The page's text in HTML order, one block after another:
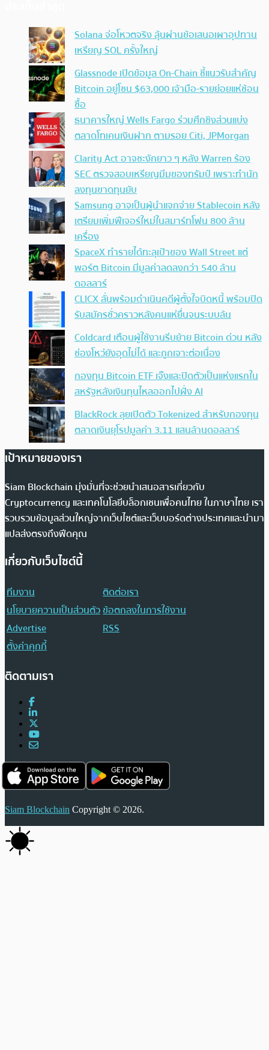
Solana จ่อโหวตจริง ลุ้นผ่านข้อเสนอเผาอุปทาน
เหรียญ SOL ครั้งใหญ่
Glassnode เปิดข้อมูล On-Chain ชี้แนวรับสำคัญ
Bitcoin อยู่โซน $63,000 เจ้ามือ-รายย่อยแห่ช้อน
ซื้อ
ธนาคารใหญ่ Wells Fargo ร่วมศึกชิงส่วนแบ่ง
ตลาดโทเคนเงินฝาก ตามรอย Citi, JPMorgan
Clarity Act อาจชะงักยาว ๆ หลัง Warren ร้อง
SEC ตรวจสอบเหรียญมีมของทรัมป์ เพราะทำนัก
ลงทุนขาดทุนยับ
Samsung อาจเป็นผู้นำแจกจ่าย Stablecoin หลัง
เตรียมเพิ่มฟีเจอร์ใหม่ในสมาร์ทโฟน 800 ล้าน
เครื่อง
SpaceX ทำรายได้ทะลุเป้าของ Wall Street แต่
พอร์ต Bitcoin มีมูลค่าลดลงกว่า 540 ล้าน
ดอลลาร์
CLICX ลั่นพร้อมดำเนินคดีผู้ตั้งใจบิดหนี้ พร้อมปิด
รับสมัครชั่วคราวหลังคนแห่ยื่นจนระบบล้น
Coldcard เตือนผู้ใช้งานรีบย้าย Bitcoin ด่วน หลัง
ช่องโหว่ยังอุดไม่ได้ และถูกเจาะต่อเนื่อง
กองทุน Bitcoin ETF เจ๊งและปิดตัวเป็นแห่งแรกใน
สหรัฐหลังเงินทุนไหลออกไปฝั่ง AI
BlackRock ลุยเปิดตัว Tokenized สำหรับกองทุน
ตลาดเงินยุโรปมูลค่า 3.11 แสนล้านดอลลาร์
เป้าหมายของเรา
Siam Blockchain มุ่งมั่นที่จะช่วยนำเสนอสารเกี่ยวกับ
Cryptocurrency และเทคโนโลยีบล็อกเชนเพื่อคนไทย ในภาษาไทย เรา
รวบรวมข้อมูลส่วนใหญ่จากเว็บไซต์และเว็บบอร์ดต่างประเทศและนำมา
แปลส่งตรงถึงฟีดคุณ
เกี่ยวกับเว็บไซต์นี้
ทีมงาน
ติดต่อเรา
นโยบายความเป็นส่วนตัวข้อตกลงในการใช้งาน
Advertise
RSS
ตั้งค่าคุกกี้
ติดตามเรา
Siam Blockchain Copyright © 2026.